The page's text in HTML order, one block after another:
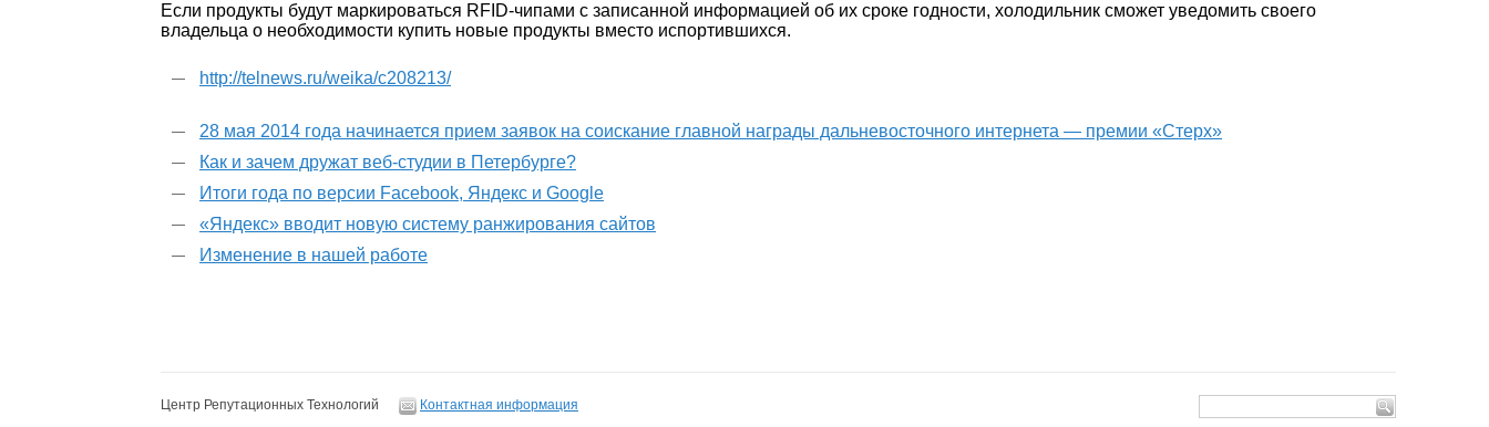
Если продукты будут маркироваться RFID-чипами с записанной информацией об их сроке годности, холодильник сможет уведомить своего
владельца о необходимости купить новые продукты вместо испортившихся.
http://telnews.ru/weika/c208213/
28 мая 2014 года начинается прием заявок на соискание главной награды дальневосточного интернета — премии «Стерх»
Как и зачем дружат веб-студии в Петербурге?
Итоги года по версии Facebook, Яндекс и Google
«Яндекс» вводит новую систему ранжирования сайтов
Изменение в нашей работе
Центр Репутационных Технологий Контактная информация